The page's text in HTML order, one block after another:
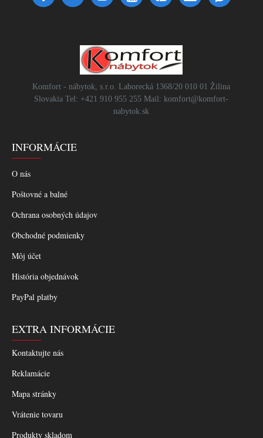
Komfort - nábytok, s.r.o. Laborecká 1368/20 010 01 Žilina
Slovakia Tel: +421 910 955 255 Mail: komfort@komfort-
nabytok.sk
INFORMÁCIE
O nás
Poštovné a balné
Ochrana osobných údajov
Obchodné podmienky
Môj účet
História objednávok
PayPal platby
EXTRA INFORMÁCIE
Kontaktujte nás
Reklamácie
Mapa stránky
Vrátenie tovaru
Produkty skladom